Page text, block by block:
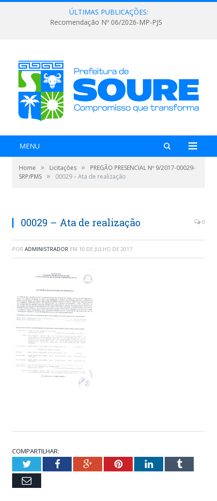
ÚLTIMAS PUBLICAÇÕES:
Recomendação Nº 06/2026-MP-PJS
MENU
Home » Licitações »
PREGÃO PRESENCIAL Nº 9/2017-00029-
SRP/PMS » 00029 – Ata de realização
00029 – Ata de realização 0
POR ADMINISTRADOR EM 10 DE JULHO DE 2017
COMPARTILHAR:
TwitterFacebookGoogle+PinterestLinkedInTumblr
Email